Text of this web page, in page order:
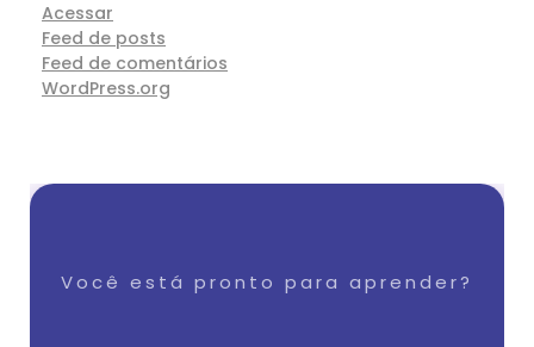
Acessar
Feed de posts
Feed de comentários
WordPress.org
Você está pronto para aprender?